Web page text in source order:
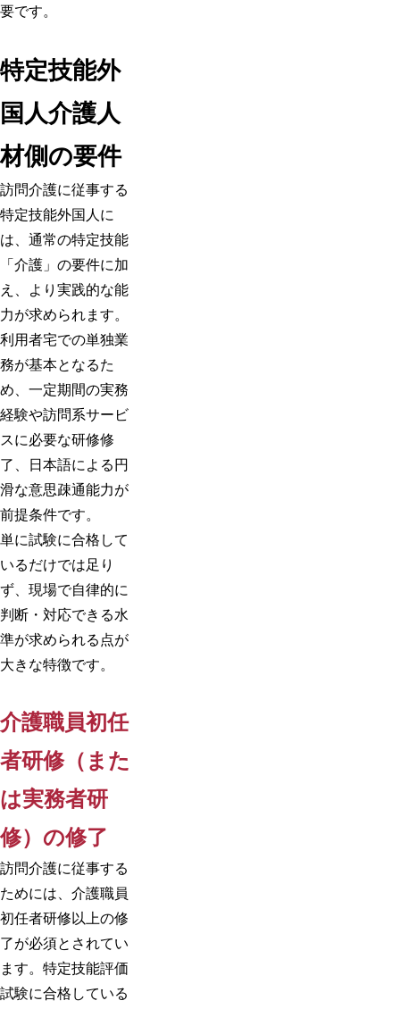
要です。
特定技能外
国人介護人
材側の要件
訪問介護に従事する
特定技能外国人に
は、通常の特定技能
「介護」の要件に加
え、より実践的な能
力が求められます。
利用者宅での単独業
務が基本となるた
め、一定期間の実務
経験や訪問系サービ
スに必要な研修修
了、日本語による円
滑な意思疎通能力が
前提条件です。
単に試験に合格して
いるだけでは足り
ず、現場で自律的に
判断・対応できる水
準が求められる点が
大きな特徴です。
介護職員初任
者研修（また
は実務者研
修）の修了
訪問介護に従事する
ためには、介護職員
初任者研修以上の修
了が必須とされてい
ます。特定技能評価
試験に合格している